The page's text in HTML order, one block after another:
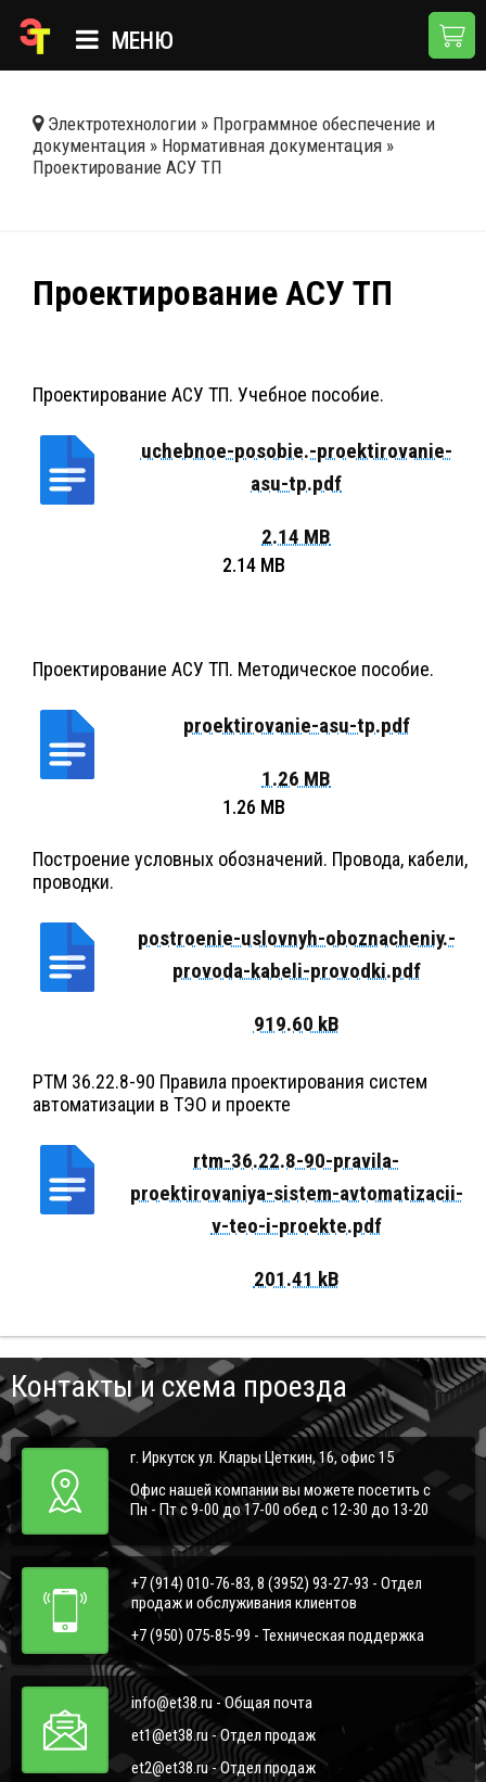
МЕНЮ
КАТАЛОГ
НОВОСТИ
Электротехнологии » Программное обеспечение и
документация » Нормативная документация »
Проектирование АСУ ТП
Проектирование АСУ ТП
Проектирование АСУ ТП. Учебное пособие.
uchebnoe-posobie.-proektirovanie-
asu-tp.pdf
2.14 MB
Проектирование АСУ ТП. Методическое пособие.
proektirovanie-asu-tp.pdf
1.26 MB
Построение условных обозначений. Провода, кабели,
проводки.
postroenie-uslovnyh-oboznacheniy.-
provoda-kabeli-provodki.pdf
РТМ 36.22.8-90 Правила проектирования систем
автоматизации в ТЭО и проекте
rtm-36.22.8-90-pravila-
proektirovaniya-sistem-avtomatizacii-
v-teo-i-proekte.pdf
Контакты и схема проезда
г. Иркутск ул. Клары Цеткин, 16, офис 15
Офис нашей компании вы можете посетить с
Пн - Пт с 9-00 до 17-00 обед с 12-30 до 13-20
+7 (914) 010-76-83, 8 (3952) 93-27-93 - Отдел
продаж и обслуживания клиентов
+7 (950) 075-85-99 - Техническая поддержка
info@et38.ru - Общая почта
et1@et38.ru - Отдел продаж
et2@et38.ru - Отдел продаж